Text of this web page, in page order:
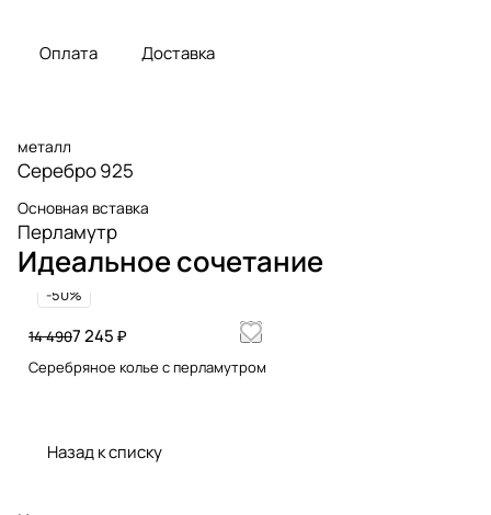
Оплата Доставка
металл
Серебро 925
Основная вставка
Перламутр
Идеальное сочетание
-50%
7 245 ₽
14 490
Серебряное колье с перламутром
Назад к списку